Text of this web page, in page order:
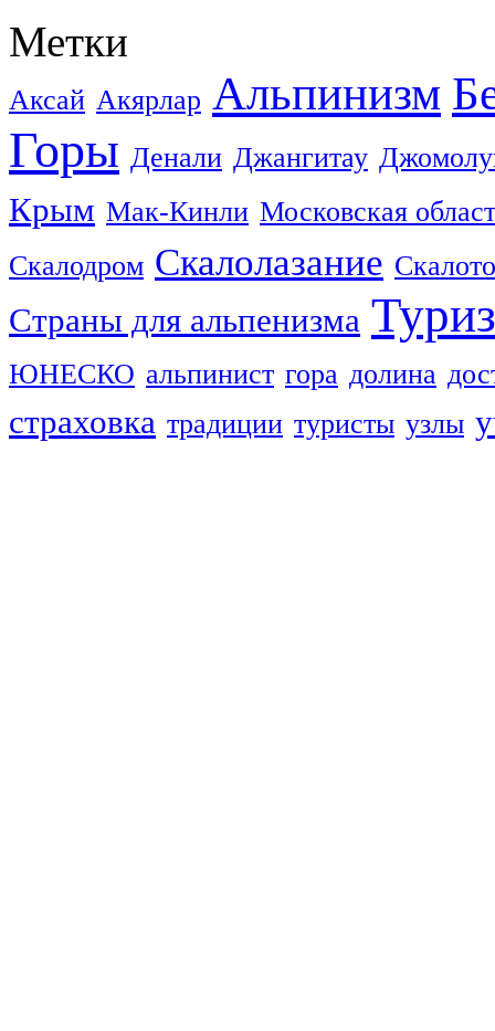
Метки
Аксай Акярлар Альпинизм
Горы Денали Джангитау
Крым Мак-Кинли Московская
Скалодром Скалолазание
Страны для альпенизма
ЮНЕСКО альпинист гора долина
страховка традиции туристы узлы